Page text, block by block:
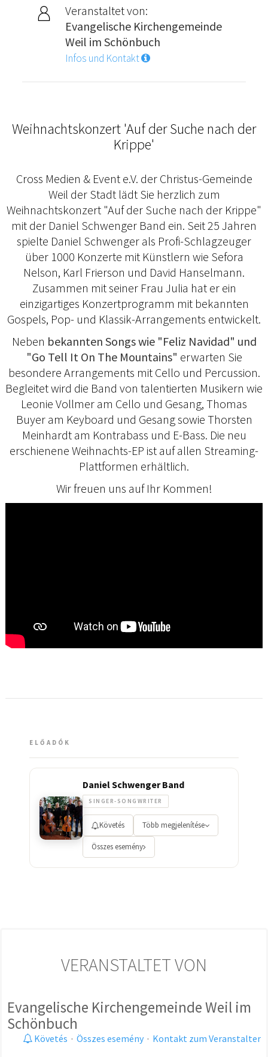
Veranstaltet von:
Evangelische Kirchengemeinde
Weil im Schönbuch
Infos und Kontakt
Weihnachtskonzert 'Auf der Suche nach der
Krippe'
Cross Medien & Event e.V. der Christus-Gemeinde
Weil der Stadt lädt Sie herzlich zum
Weihnachtskonzert "Auf der Suche nach der Krippe"
mit der Daniel Schwenger Band ein. Seit 25 Jahren
spielte Daniel Schwenger als Profi-Schlagzeuger
über 1000 Konzerte mit Künstlern wie Sefora
Nelson, Karl Frierson und David Hanselmann.
Zusammen mit seiner Frau Julia hat er ein
einzigartiges Konzertprogramm mit bekannten
Gospels, Pop- und Klassik-Arrangements entwickelt.
Neben bekannten Songs wie "Feliz Navidad" und
"Go Tell It On The Mountains" erwarten Sie
besondere Arrangements mit Cello und Percussion.
Begleitet wird die Band von talentierten Musikern wie
Leonie Vollmer am Cello und Gesang, Thomas
Buyer am Keyboard und Gesang sowie Thorsten
Meinhardt am Kontrabass und E-Bass. Die neu
erschienene Weihnachts-EP ist auf allen Streaming-
Plattformen erhältlich.
Wir freuen uns auf Ihr Kommen!
ELŐADÓK
Daniel Schwenger Band
SINGER-SONGWRITER
Követés Több megjelenítése
Összes esemény
VERANSTALTET VON
Evangelische Kirchengemeinde Weil im
Schönbuch
Követés · Összes esemény · Kontakt zum Veranstalter